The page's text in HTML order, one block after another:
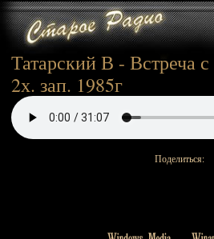
Татарский В - Встреча
2х. зап. 1985г
Поделиться: